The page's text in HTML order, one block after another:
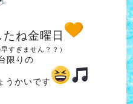
ね金曜日
すぎません？？）
限りの
うかいです